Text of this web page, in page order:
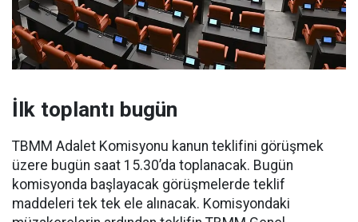
İlk toplantı bugün
TBMM Adalet Komisyonu kanun teklifini görüşmek
üzere bugün saat 15.30’da toplanacak. Bugün
komisyonda başlayacak görüşmelerde teklif
maddeleri tek tek ele alınacak. Komisyondaki